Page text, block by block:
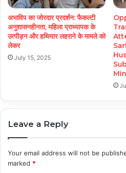
अभाविप का जोरदार प्रदर्शन: फैकल्टी
अनुशासनहीनता, महिला प्राध्यापक के
उत्पीड़न और हथियार लहराने के मामले को
लेकर
July 15, 2025
Leave a Reply
Your email address will not be
marked *